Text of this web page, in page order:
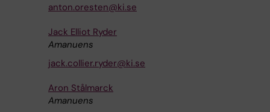
anton.oresten@ki.se
Jack Elliot Ryder
Amanuens
jack.collier.ryder@ki.se
Aron Stålmarck
Amanuens